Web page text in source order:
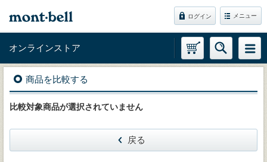
ログイン メニュー
オンラインストア
商品を比較する
比較対象商品が選択されていません
戻る